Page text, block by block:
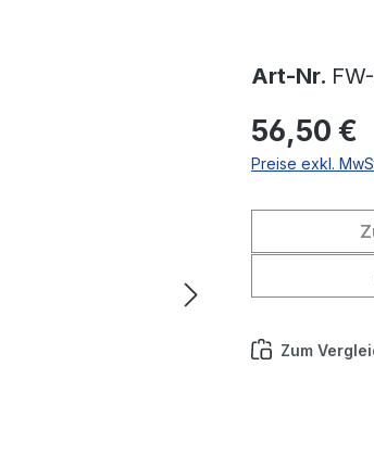
Art-Nr.
56,50 €
Preise exkl.
Zum